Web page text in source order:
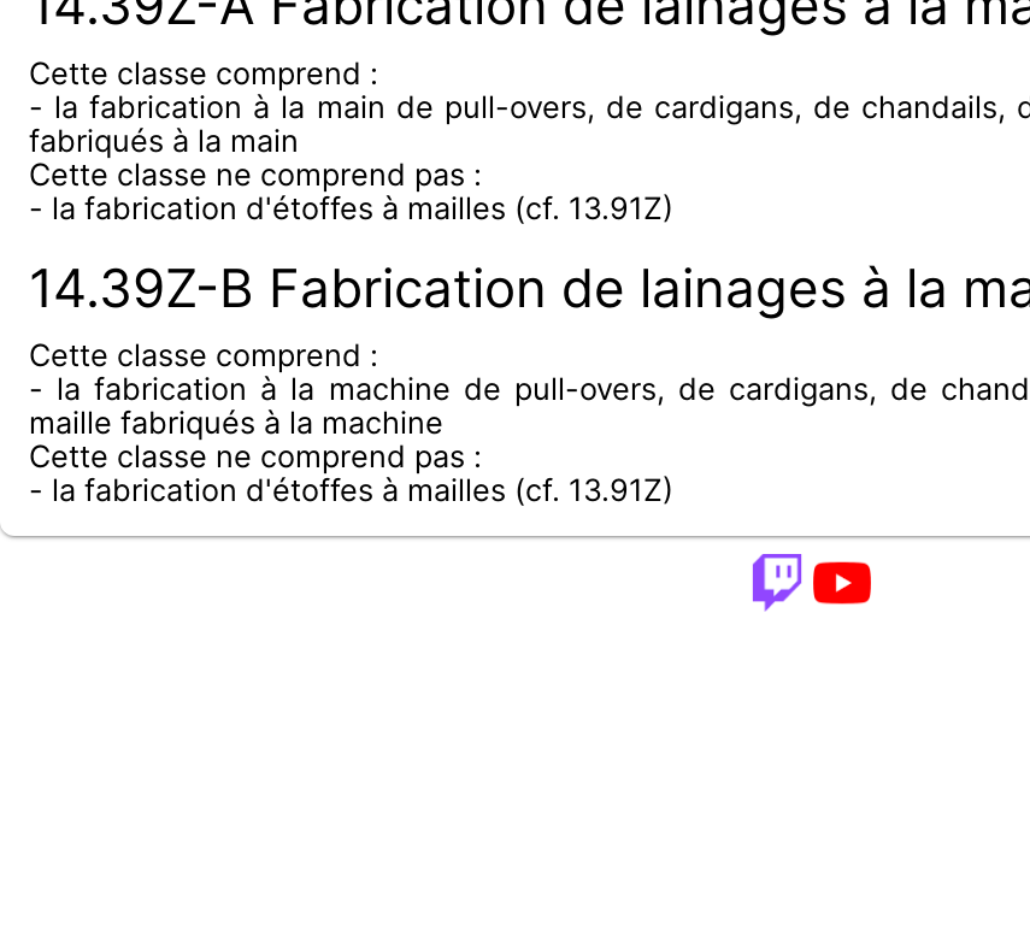
Cette classe comprend :
- la fabrication à la main de pull-overs, de cardigans, de chandails,
fabriqués à la main
Cette classe ne comprend pas :
- la fabrication d'étoffes à mailles (cf. 13.91Z)
14.39Z-B Fabrication de lainages à la
Cette classe comprend :
- la fabrication à la machine de pull-overs, de cardigans, de
maille fabriqués à la machine
Cette classe ne comprend pas :
- la fabrication d'étoffes à mailles (cf. 13.91Z)